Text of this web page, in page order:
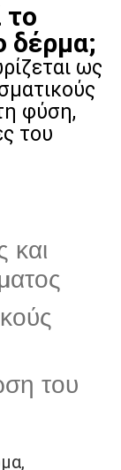
το
δέρμα;
ως
φύση,
του
και
του